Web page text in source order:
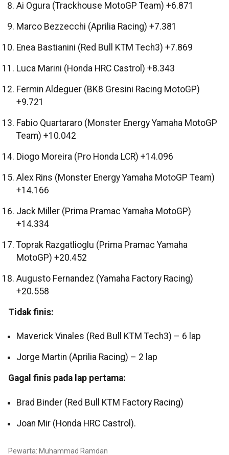
Ai Ogura (Trackhouse MotoGP Team) +6.871
Marco Bezzecchi (Aprilia Racing) +7.381
Enea Bastianini (Red Bull KTM Tech3) +7.869
Luca Marini (Honda HRC Castrol) +8.343
Fermin Aldeguer (BK8 Gresini Racing MotoGP)
+9.721
Fabio Quartararo (Monster Energy Yamaha MotoGP
Team) +10.042
Diogo Moreira (Pro Honda LCR) +14.096
Alex Rins (Monster Energy Yamaha MotoGP Team)
+14.166
Jack Miller (Prima Pramac Yamaha MotoGP)
+14.334
Toprak Razgatlioglu (Prima Pramac Yamaha
MotoGP) +20.452
Augusto Fernandez (Yamaha Factory Racing)
+20.558
Tidak finis:
Maverick Vinales (Red Bull KTM Tech3) – 6 lap
Jorge Martin (Aprilia Racing) – 2 lap
Gagal finis pada lap pertama:
Brad Binder (Red Bull KTM Factory Racing)
Joan Mir (Honda HRC Castrol).
Pewarta: Muhammad Ramdan